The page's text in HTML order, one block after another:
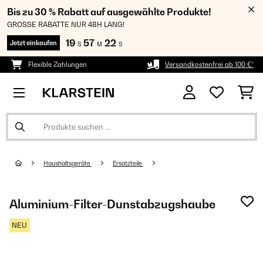
Bis zu 30 % Rabatt auf ausgewählte Produkte!
GROSSE RABATTE NUR 48H LANG!
Jetzt einkaufen 19 S 57 M 21 S
Flexible Zahlungen Versandkostenfrei ab 100 €*
Haushaltsgeräte Ersatzteile
Aluminium-Filter-Dunstabzugshaube
NEU